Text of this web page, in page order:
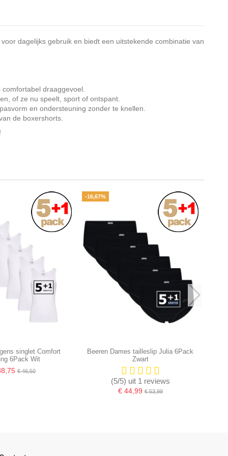
dagelijks gebruik en biedt een uitstekende combinatie van
draaggevoel.
of ze nu speelt, sport of ontspant.
en ondersteuning zonder te knellen.
de boxershorts.
singlet Comfort
6Pack Wit
€ 46,50
-16,67%
Beeren Dames tailleslip Julia 6Pack
Zwart
(5/5) uit 1 reviews
€ 44,99 € 53,99